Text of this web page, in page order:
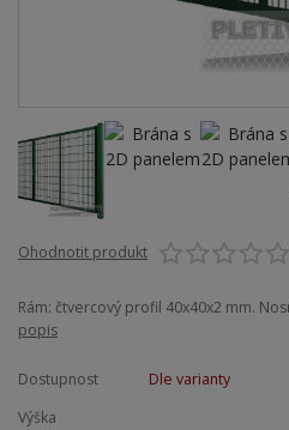
Ohodnotit produkt
Rám: čtvercový profil 40x40x2 mm.
popis
Dostupnost
Dle varianty
Výška